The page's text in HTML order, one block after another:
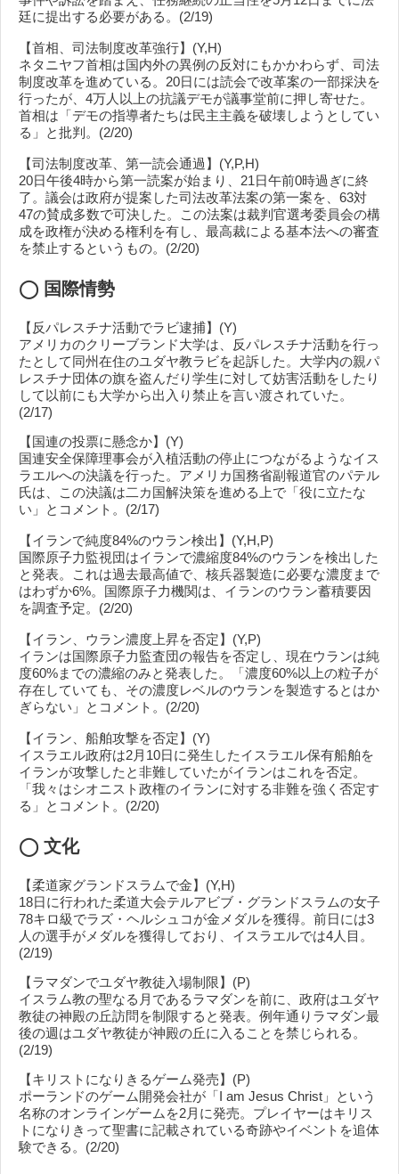
廷に提出する必要がある。(2/19)
【首相、司法制度改革強行】(Y,H)
ネタニヤフ首相は国内外の異例の反対にもかかわらず、司法
制度改革を進めている。20日には読会で改革案の一部採決を
行ったが、4万人以上の抗議デモが議事堂前に押し寄せた。
首相は「デモの指導者たちは民主主義を破壊しようとしてい
る」と批判。(2/20)
【司法制度改革、第一読会通過】(Y,P,H)
20日午後4時から第一読案が始まり、21日午前0時過ぎに終
了。議会は政府が提案した司法改革法案の第一案を、63対
47の賛成多数で可決した。この法案は裁判官選考委員会の構
成を政権が決める権利を有し、最高裁による基本法への審査
を禁止するというもの。(2/20)
◯ 国際情勢
【反パレスチナ活動でラビ逮捕】(Y)
アメリカのクリーブランド大学は、反パレスチナ活動を行っ
たとして同州在住のユダヤ教ラビを起訴した。大学内の親パ
レスチナ団体の旗を盗んだり学生に対して妨害活動をしたり
して以前にも大学から出入り禁止を言い渡されていた。
(2/17)
【国連の投票に懸念か】(Y)
国連安全保障理事会が入植活動の停止につながるようなイス
ラエルへの決議を行った。アメリカ国務省副報道官のパテル
氏は、この決議は二カ国解決策を進める上で「役に立たな
い」とコメント。(2/17)
【イランで純度84%のウラン検出】(Y,H,P)
国際原子力監視団はイランで濃縮度84%のウランを検出した
と発表。これは過去最高値で、核兵器製造に必要な濃度まで
はわずか6%。国際原子力機関は、イランのウラン蓄積要因
を調査予定。(2/20)
【イラン、ウラン濃度上昇を否定】(Y,P)
イランは国際原子力監査団の報告を否定し、現在ウランは純
度60%までの濃縮のみと発表した。「濃度60%以上の粒子が
存在していても、その濃度レベルのウランを製造するとはか
ぎらない」とコメント。(2/20)
【イラン、船舶攻撃を否定】(Y)
イスラエル政府は2月10日に発生したイスラエル保有船舶を
イランが攻撃したと非難していたがイランはこれを否定。
「我々はシオニスト政権のイランに対する非難を強く否定す
る」とコメント。(2/20)
◯ 文化
【柔道家グランドスラムで金】(Y,H)
18日に行われた柔道大会テルアビブ・グランドスラムの女子
78キロ級でラズ・ヘルシュコが金メダルを獲得。前日には3
人の選手がメダルを獲得しており、イスラエルでは4人目。
(2/19)
【ラマダンでユダヤ教徒入場制限】(P)
イスラム教の聖なる月であるラマダンを前に、政府はユダヤ
教徒の神殿の丘訪問を制限すると発表。例年通りラマダン最
後の週はユダヤ教徒が神殿の丘に入ることを禁じられる。
(2/19)
【キリストになりきるゲーム発売】(P)
ポーランドのゲーム開発会社が「I am Jesus Christ」という
名称のオンラインゲームを2月に発売。プレイヤーはキリス
トになりきって聖書に記載されている奇跡やイベントを追体
験できる。(2/20)